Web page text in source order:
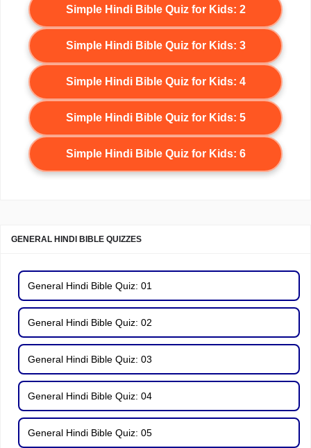
Simple Hindi Bible Quiz for Kids: 2
Simple Hindi Bible Quiz for Kids: 3
Simple Hindi Bible Quiz for Kids: 4
Simple Hindi Bible Quiz for Kids: 5
Simple Hindi Bible Quiz for Kids: 6
GENERAL HINDI BIBLE QUIZZES
General Hindi Bible Quiz: 01
General Hindi Bible Quiz: 02
General Hindi Bible Quiz: 03
General Hindi Bible Quiz: 04
General Hindi Bible Quiz: 05